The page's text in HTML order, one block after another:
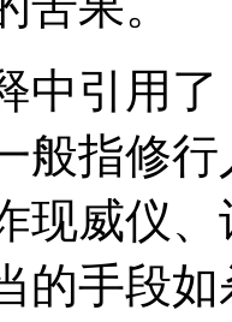
引用了
般指修
现威仪
的手段